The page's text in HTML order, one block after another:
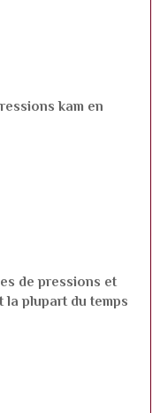
kam en
de pressions et
plupart du temps